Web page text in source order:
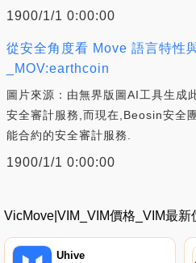
1900/1/1 0:00:00
從安全角度看 Move 語言特性
_MOV:earthcoin
圖片來源：由無界版圖AI工具生成
安全審計服務,而現在,Beosin安全
能合約的安全審計服務.
1900/1/1 0:00:00
VicMove|VIM_VIM價格_VIM最新
Uhive